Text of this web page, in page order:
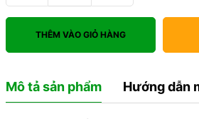
THÊM VÀO GIỎ HÀNG
Mô tả sản phẩm Hướng dẫn